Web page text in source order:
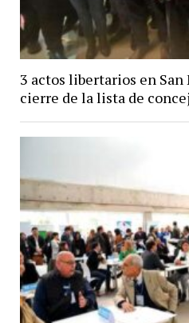
3 actos libertarios en San
cierre de la lista de